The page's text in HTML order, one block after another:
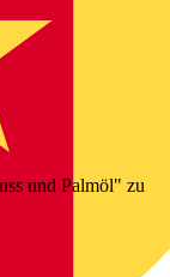
und Palmöl" zu